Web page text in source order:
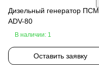
Дизельный генератор ПСМ
ADV-80
В наличии: 1
Оставить заявку